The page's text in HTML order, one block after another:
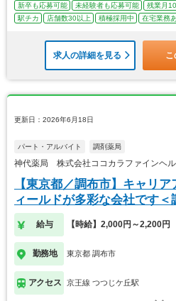
新卒も応募可能 未経験者も応募可能 残業月
駅チカ
店舗数30以上 積極採用中 在宅業務
求人の詳細を見る こ
更新日：2026年6月18日
パート・アルバイト 調剤薬局
神代薬局 株式会社ココカラファインヘル
【東京都／調布市】キャリ
ィールドが多彩な会社です＜
給与 【時給】2,000円～2,200円
勤務地 東京都 調布市
アクセス 京王線 つつじケ丘駅